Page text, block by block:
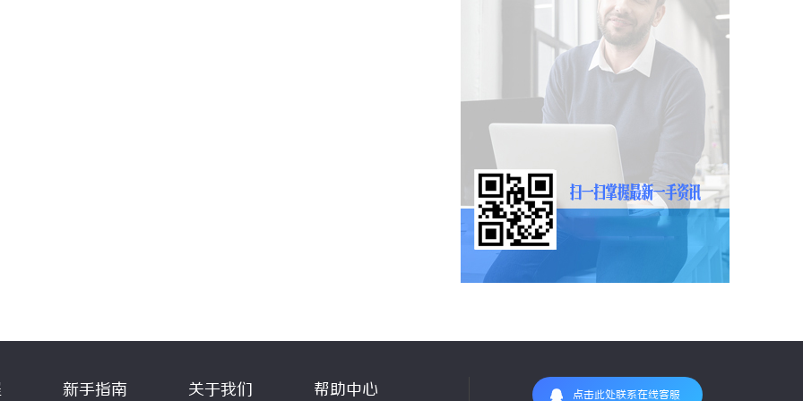
新手指南 关于我们 帮助中心 点击此处联系在线客服